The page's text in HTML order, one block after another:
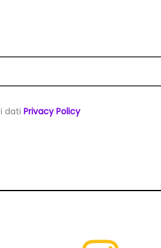
dati Privacy Policy